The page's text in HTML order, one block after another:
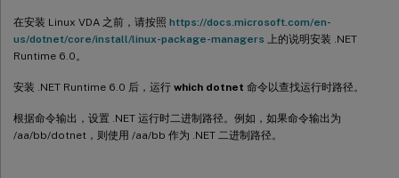
在安装 Linux VDA 之前，请按照 https://docs.microsoft.com/en-
us/dotnet/core/install/linux-package-managers 上的说明安装 .NET
Runtime 6.0。
安装 .NET Runtime 6.0 后，运行 which dotnet 命令以查找运行时路径。
根据命令输出，设置 .NET 运行时二进制路径。例如，如果命令输出为
/aa/bb/dotnet，则使用 /aa/bb 作为 .NET 二进制路径。